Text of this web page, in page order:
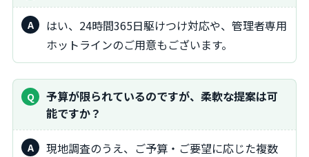
はい、24時間365日駆けつけ対応や、管理者専用
ホットラインのご用意もございます。
予算が限られているのですが、柔軟な提案は可
能ですか？
現地調査のうえ、ご予算・ご要望に応じた複数